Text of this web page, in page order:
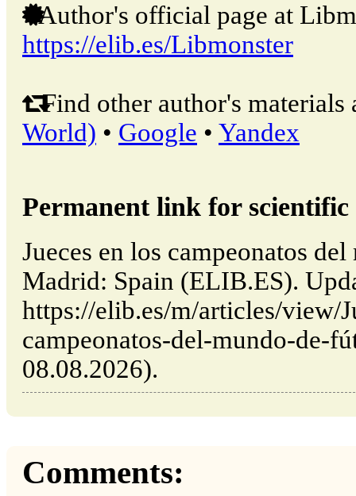
Author's official page at
https://elib.es/Libmonster
Find other author's materials
World) • Google • Yandex
Permanent link for
Jueces en los campeonatos
Madrid: Spain (ELIB.ES).
https://elib.es/m/articles/view/
campeonatos-del-mundo-de-
08.08.2026).
Comments: